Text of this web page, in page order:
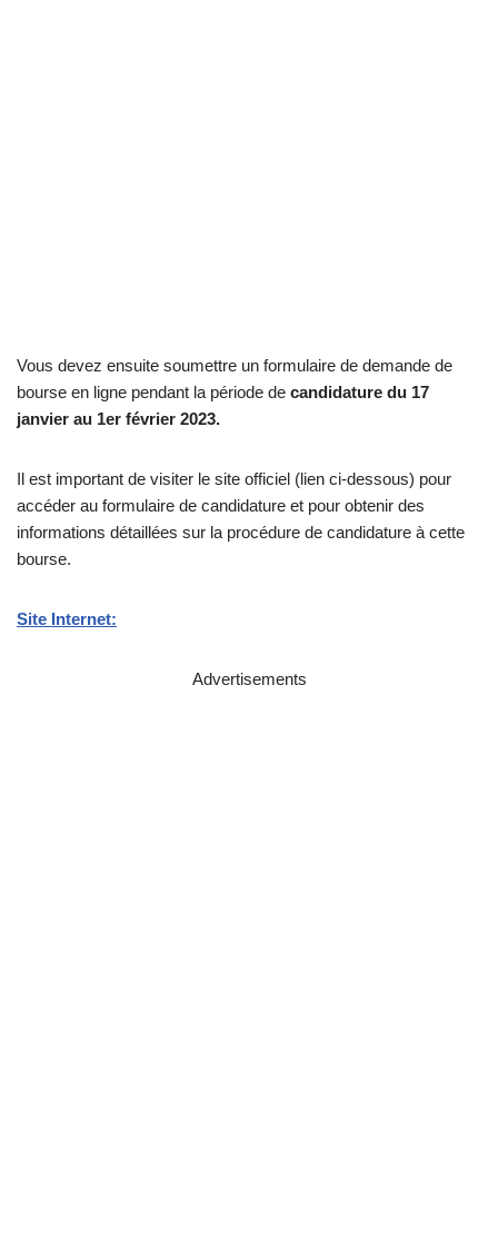
Vous devez ensuite soumettre un formulaire de demande de
bourse en ligne pendant la période de candidature du 17
janvier au 1er février 2023.
Il est important de visiter le site officiel (lien ci-dessous) pour
accéder au formulaire de candidature et pour obtenir des
informations détaillées sur la procédure de candidature à cette
bourse.
Site Internet:
Advertisements